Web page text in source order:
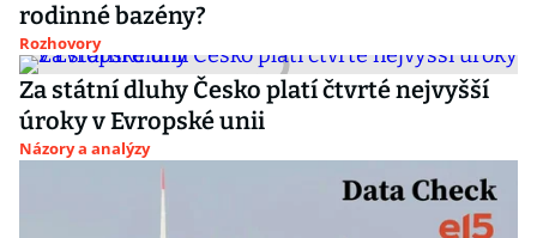
rodinné bazény?
Rozhovory
Za státní dluhy Česko platí čtvrté nejvyšší
úroky v Evropské unii
Názory a analýzy